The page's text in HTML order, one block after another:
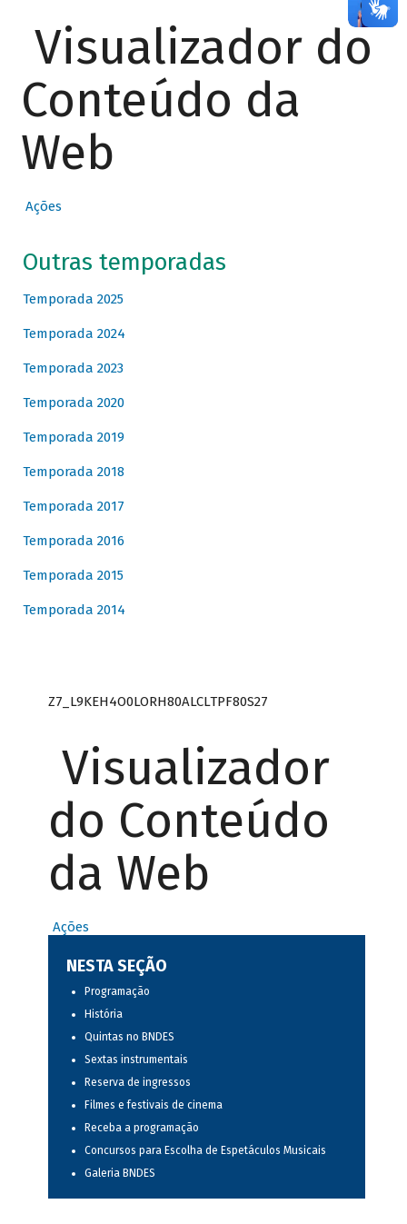
Visualizador do
Conteúdo da
Web
Ações
Outras temporadas
Temporada 2025
Temporada 2024
Temporada 2023
Temporada 2020
Temporada 2019
Temporada 2018
Temporada 2017
Temporada 2016
Temporada 2015
Temporada 2014
Z7_L9KEH4O0LORH80ALCLTPF80S27
Visualizador
do Conteúdo
da Web
Ações
NESTA SEÇÃO
Programação
História
Quintas no BNDES
Sextas instrumentais
Reserva de ingressos
Filmes e festivais de cinema
Receba a programação
Concursos para Escolha de Espetáculos Musicais
Galeria BNDES